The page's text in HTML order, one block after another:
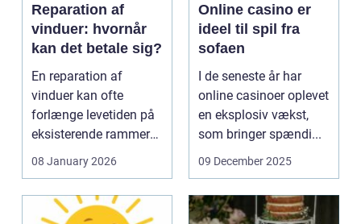
Reparation af
vinduer: hvornår
kan det betale sig?
En reparation af
vinduer kan ofte
forlænge levetiden på
eksisterende rammer
08 January 2026
Online casino er
ideel til spil fra
sofaen
I de seneste år har
online casinoer oplevet
en eksplosiv vækst,
som bringer spændi...
09 December 2025